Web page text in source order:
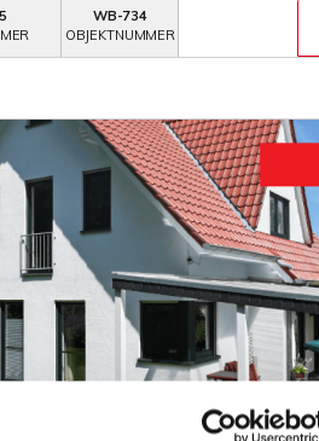
5
WB-734
OBJEKTNUMMER